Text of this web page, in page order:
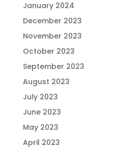
January 2024
December 2023
November 2023
October 2023
September 2023
August 2023
July 2023
June 2023
May 2023
April 2023